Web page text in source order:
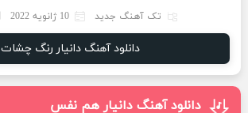
تک آهنگ جدید 10 ژانویه 2022
دانلود آهنگ دانیار رنگ چشات
دانلود آهنگ دانیار هم نفس